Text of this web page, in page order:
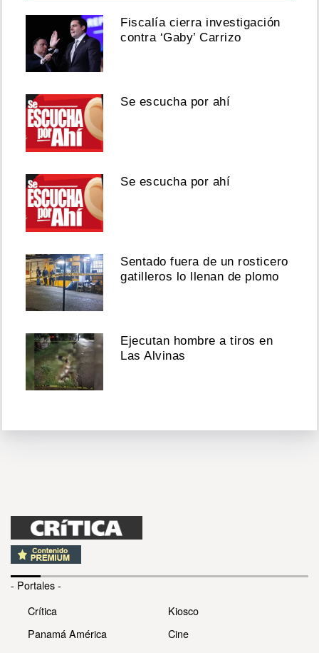
Fiscalía cierra investigación
contra ‘Gaby’ Carrizo
Se escucha por ahí
Se escucha por ahí
Sentado fuera de un rosticero
gatilleros lo llenan de plomo
Ejecutan hombre a tiros en
Las Alvinas
- Portales -
Crítica
Panamá América
Kiosco
Cine